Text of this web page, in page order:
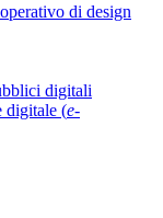
di design
digitali
digitale (e-